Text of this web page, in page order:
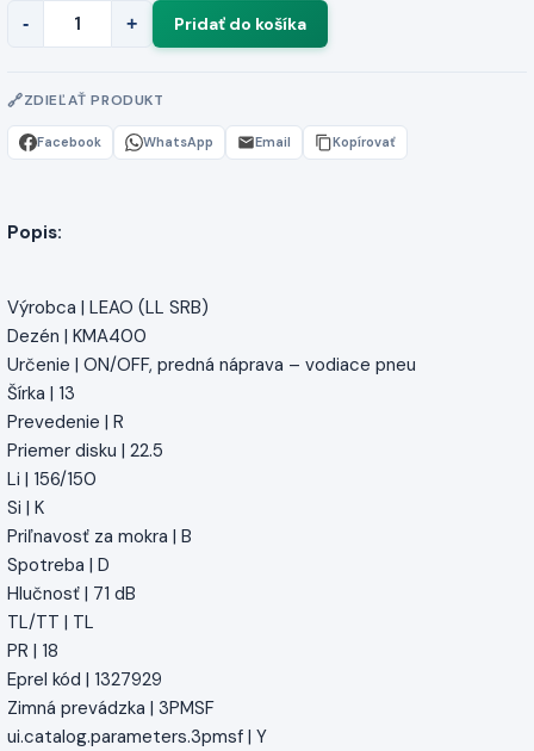
- +
ZDIEĽAŤ PRODUKT
Facebook WhatsApp Email Kopírovať
Popis:
Výrobca | LEAO (LL SRB)
Dezén | KMA400
Určenie | ON/OFF, predná náprava – vodiace pneu
Šírka | 13
Prevedenie | R
Priemer disku | 22.5
Li | 156/150
Si | K
Priľnavosť za mokra | B
Spotreba | D
Hlučnosť | 71 dB
TL/TT | TL
PR | 18
Eprel kód | 1327929
Zimná prevádzka | 3PMSF
ui.catalog.parameters.3pmsf | Y